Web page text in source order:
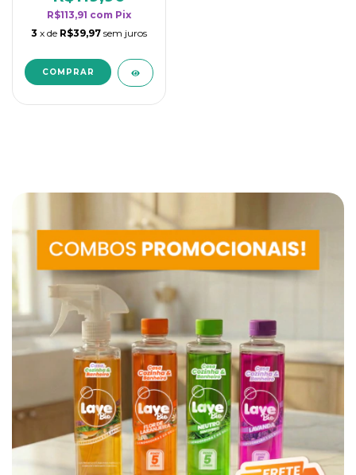
R$113,91 com Pix
3 x de R$39,97 sem juros